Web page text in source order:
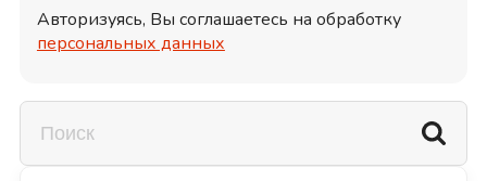
Авторизуясь, Вы соглашаетесь на обработку
персональных данных